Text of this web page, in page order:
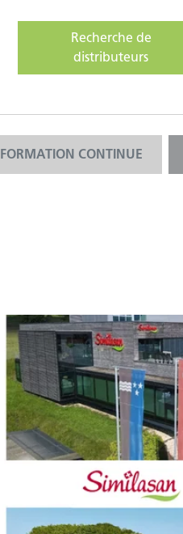
Recherche de
distributeurs
FORMATION CONTINUE